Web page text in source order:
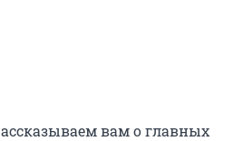
вам о главных